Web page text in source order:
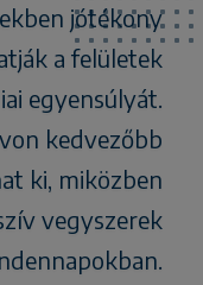
jótékony
a felületek
egyensúlyát.
kedvezőbb
ki, miközben
vegyszerek